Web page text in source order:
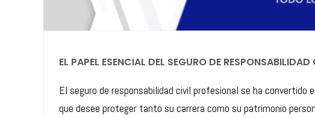
EL PAPEL ESENCIAL DEL SEGURO DE
El seguro de responsabilidad civil profesional se ha convertido
que desee proteger tanto su carrera como su patrimonio